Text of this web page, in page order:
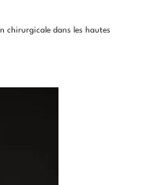
chirurgicale dans les hautes